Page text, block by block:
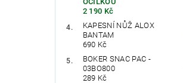
2 190 Kč
KAPESNÍ NŮŽ ALOX
BANTAM
690 Kč
BOKER SNAC PAC -
03BO800
289 Kč